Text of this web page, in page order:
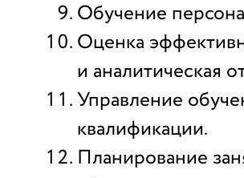
Обучение
Оценка
и аналитическая
Управление
квалификации.
Планирование